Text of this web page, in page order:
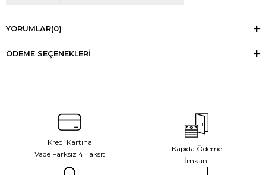
YORUMLAR(0)
ÖDEME SEÇENEKLERI
Kredi Kartına
Vade Farksız 4 Taksit
Kapıda Ödeme
İmkanı